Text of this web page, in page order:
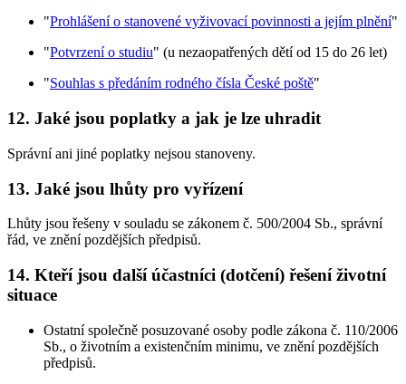
"Prohlášení o stanovené vyživovací povinnosti a jejím plnění"
"Potvrzení o studiu" (u nezaopatřených dětí od 15 do 26 let)
"Souhlas s předáním rodného čísla České poště"
12. Jaké jsou poplatky a jak je lze uhradit
Správní ani jiné poplatky nejsou stanoveny.
13. Jaké jsou lhůty pro vyřízení
Lhůty jsou řešeny v souladu se zákonem č. 500/2004 Sb., správní
řád, ve znění pozdějších předpisů.
14. Kteří jsou další účastníci (dotčení) řešení životní
situace
Ostatní společně posuzované osoby podle zákona č. 110/2006
Sb., o životním a existenčním minimu, ve znění pozdějších
předpisů.